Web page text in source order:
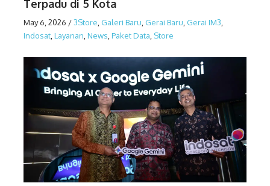
Terpadu di 5 Kota
May 6, 2026 /3Store Galeri Baru Gerai Baru Gerai IM3
Indosat Layanan News Paket Data Store